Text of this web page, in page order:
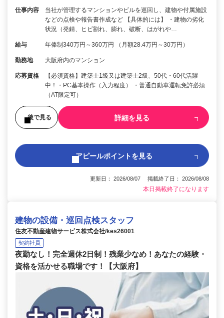
仕事内容
当社が管理するマンションやビルを巡回し、建物や付属施設
などの点検や報告書作成など 【具体的には】 ・建物の劣化
状況（発錆、ヒビ割れ、膨れ、破断、はがれや…
給与 年俸制340万円～360万円 （月額28.4万円～30万円）
勤務地 大阪府内のマンション
応募資格
【必須資格】建築士1級又は建築士2級、50代・60代活躍
中！・PC基本操作（入力程度） ・普通自動車運転免許必須
（AT限定可）
後で見る 詳細を見る
アピールポイントを見る
更新日： 2026/08/07 掲載終了日： 2026/08/08
本日掲載終了になります
建物の設備・巡回点検スタッフ
住友不動産建物サービス株式会社/kes26001
契約社員
夜勤なし！完全週休2日制！残業少なめ！あなたの経験・
資格を活かせる職場です！【大阪府】